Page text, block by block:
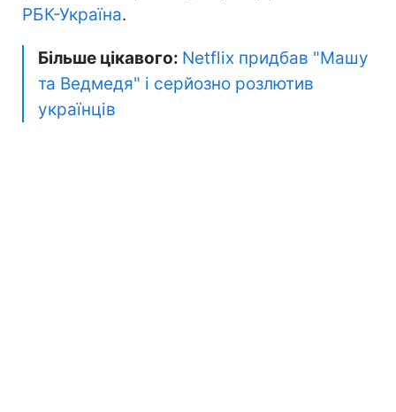
РБК-Україна.
Більше цікавого: Netflix придбав "Машу
та Ведмедя" і серйозно розлютив
українців